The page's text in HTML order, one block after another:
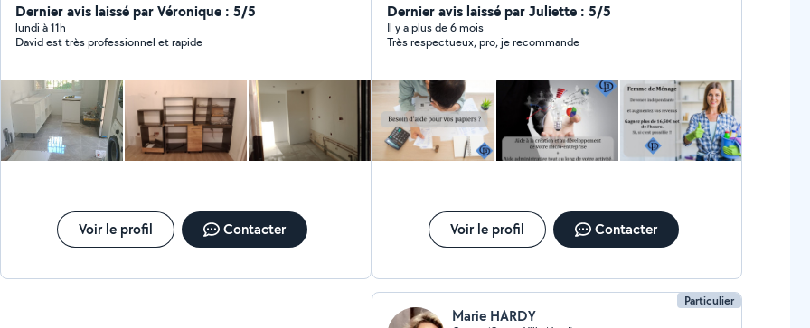
cuisine, store et volet roulant porte de garage et
d'autres interventions. Ayant été directeur technique
de palace pendant plusieurs années , j intervient sur
déplacement propre et ponctuel
Dernier avis laissé par Véronique : 5/5
lundi à 11h
David est très professionnel et rapide
Voir le profil Contacter
quotidien pour toute la partie administrative. Je
propose : - Aide à la création de votre micro-entreprise
- Déclaration de votre société en société de Services à
Factures, contrat client... - Gestion de vos mails
professionnels - Aide pour vos démarches
administratives - Calculs de rentabilité, création d'une
grille tarifaire - Bilans Annuels
Dernier avis laissé par Juliette : 5/5
Il y a plus de 6 mois
Très respectueux, pro, je recommande
Voir le profil Contacter
Particulier
Marie HARDY